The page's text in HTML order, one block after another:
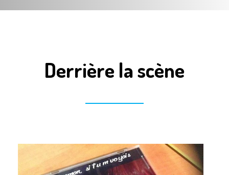
Derrière la scène